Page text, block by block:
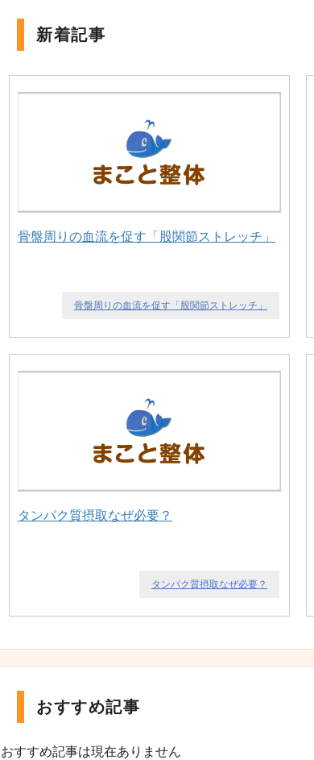
新着記事
骨盤周りの血流を促す「股関節ストレッチ」
骨盤周りの血流を促す「股関節ストレッチ」
タンパク質摂取なぜ必要？
タンパク質摂取なぜ必要？
おすすめ記事
おすすめ記事は現在ありません